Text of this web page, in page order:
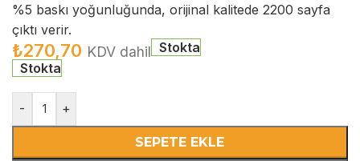
%5 baskı yoğunluğunda, orijinal kalitede 2200 sayfa
çıktı verir.
₺270,70 KDV dahil Stokta
Stokta
- +
SEPETE EKLE